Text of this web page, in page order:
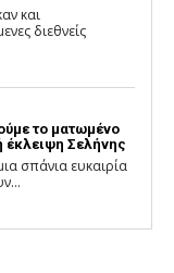
και
διεθνείς
το ματωμένο
έκλειψη Σελήνης
σπάνια ευκαιρία